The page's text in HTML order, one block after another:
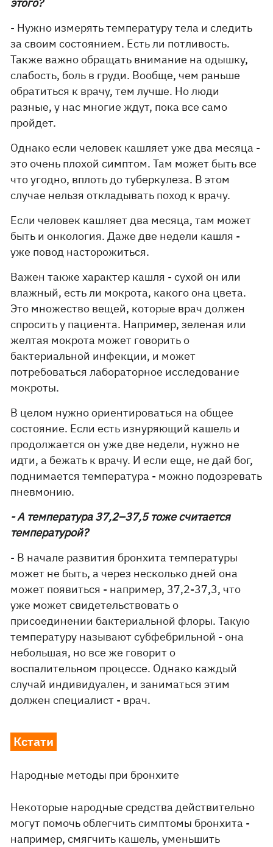
этого?
- Нужно измерять температуру тела и следить
за своим состоянием. Есть ли потливость.
Также важно обращать внимание на одышку,
слабость, боль в груди. Вообще, чем раньше
обратиться к врачу, тем лучше. Но люди
разные, у нас многие ждут, пока все само
пройдет.
Однако если человек кашляет уже два месяца -
это очень плохой симптом. Там может быть все
что угодно, вплоть до туберкулеза. В этом
случае нельзя откладывать поход к врачу.
Если человек кашляет два месяца, там может
быть и онкология. Даже две недели кашля -
уже повод насторожиться.
Важен также характер кашля - сухой он или
влажный, есть ли мокрота, какого она цвета.
Это множество вещей, которые врач должен
спросить у пациента. Например, зеленая или
желтая мокрота может говорить о
бактериальной инфекции, и может
потребоваться лабораторное исследование
мокроты.
В целом нужно ориентироваться на общее
состояние. Если есть изнуряющий кашель и
продолжается он уже две недели, нужно не
идти, а бежать к врачу. И если еще, не дай бог,
поднимается температура - можно подозревать
пневмонию.
- А температура 37,2–37,5 тоже считается
температурой?
- В начале развития бронхита температуры
может не быть, а через несколько дней она
может появиться - например, 37,2-37,3, что
уже может свидетельствовать о
присоединении бактериальной флоры. Такую
температуру называют субфебрильной - она
небольшая, но все же говорит о
воспалительном процессе. Однако каждый
случай индивидуален, и заниматься этим
должен специалист - врач.
Кстати
Народные методы при бронхите
Некоторые народные средства действительно
могут помочь облегчить симптомы бронхита -
например, смягчить кашель, уменьшить